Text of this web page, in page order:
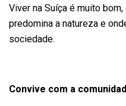
Viver na Suíça é muito
predomina a natureza e
sociedade.
Convive com a